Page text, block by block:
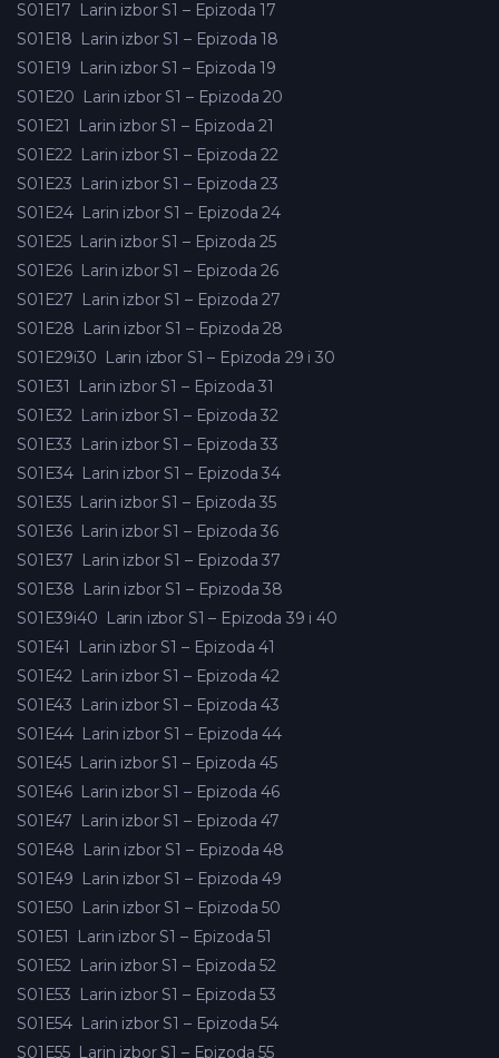
S01E17 Larin izbor S1 – Epizoda 17
S01E18 Larin izbor S1 – Epizoda 18
S01E19 Larin izbor S1 – Epizoda 19
S01E20 Larin izbor S1 – Epizoda 20
S01E21
Larin izbor S1 – Epizoda 21
S01E22 Larin izbor S1 – Epizoda 22
S01E23 Larin izbor S1 – Epizoda 23
S01E24 Larin izbor S1 – Epizoda 24
S01E25 Larin izbor S1 – Epizoda 25
S01E26 Larin izbor S1 – Epizoda 26
S01E27 Larin izbor S1 – Epizoda 27
S01E28 Larin izbor S1 – Epizoda 28
S01E29i30 Larin izbor S1 – Epizoda 29 i 30
S01E31
Larin izbor S1 – Epizoda 31
S01E32 Larin izbor S1 – Epizoda 32
S01E33 Larin izbor S1 – Epizoda 33
S01E34 Larin izbor S1 – Epizoda 34
S01E35 Larin izbor S1 – Epizoda 35
S01E36 Larin izbor S1 – Epizoda 36
S01E37 Larin izbor S1 – Epizoda 37
S01E38 Larin izbor S1 – Epizoda 38
S01E39i40 Larin izbor S1 – Epizoda 39 i 40
S01E41
Larin izbor S1 – Epizoda 41
S01E42 Larin izbor S1 – Epizoda 42
S01E43 Larin izbor S1 – Epizoda 43
S01E44 Larin izbor S1 – Epizoda 44
S01E45 Larin izbor S1 – Epizoda 45
S01E46 Larin izbor S1 – Epizoda 46
S01E47 Larin izbor S1 – Epizoda 47
S01E48 Larin izbor S1 – Epizoda 48
S01E49 Larin izbor S1 – Epizoda 49
S01E50 Larin izbor S1 – Epizoda 50
S01E51
Larin izbor S1 – Epizoda 51
S01E52 Larin izbor S1 – Epizoda 52
S01E53 Larin izbor S1 – Epizoda 53
S01E54 Larin izbor S1 – Epizoda 54
S01E55 Larin izbor S1 – Epizoda 55